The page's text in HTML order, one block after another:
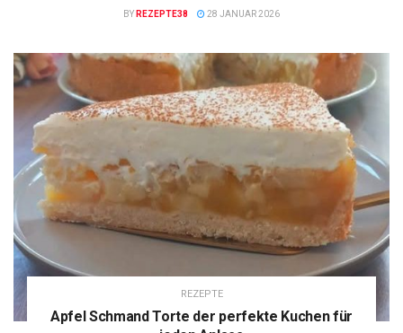
BY REZEPTE38 28 JANUAR 2026
REZEPTE
Apfel Schmand Torte der perfekte Kuchen für